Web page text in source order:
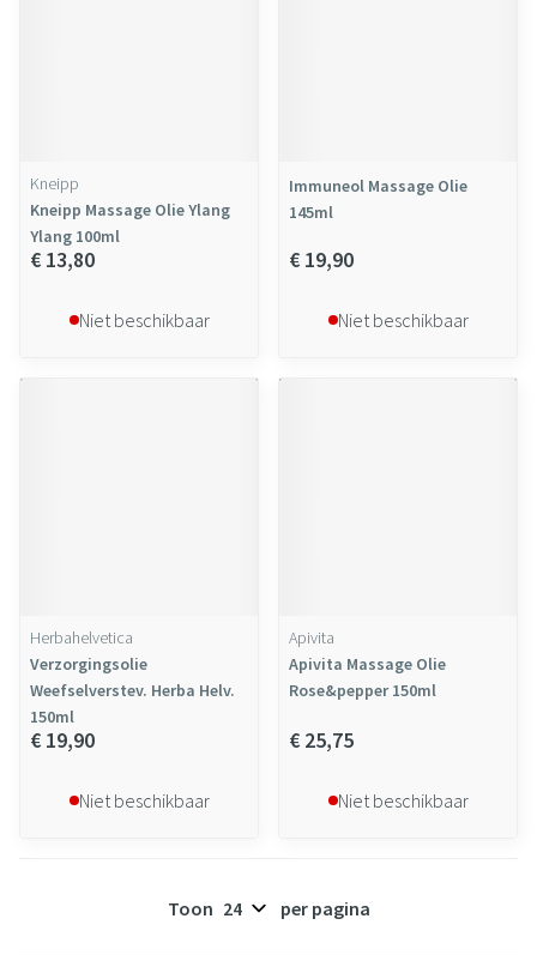
Kneipp
Kneipp Massage Olie Ylang
Ylang 100ml
€ 13,80
Niet beschikbaar
Immuneol Massage Olie
145ml
€ 19,90
Niet beschikbaar
Herbahelvetica
Verzorgingsolie
Weefselverstev. Herba Helv.
150ml
€ 19,90
Niet beschikbaar
Apivita
Apivita Massage Olie
Rose&pepper 150ml
€ 25,75
Niet beschikbaar
Toon per pagina